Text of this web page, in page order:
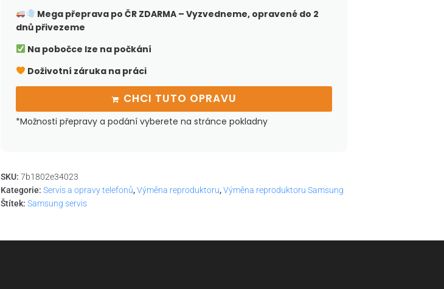
Mega přeprava po ČRZDARMA – Vyzvedneme, opravené do 2
dnů přivezeme
Na pobočce lze na počkání
Doživotní záruka na práci
CHCI TUTO OPRAVU
*Možnosti přepravy a podání vyberete na stránce pokladny
SKU: 7b1802e34023
Kategorie: Servis a opravy telefonů,Výměna reproduktoru,Výměna reproduktoru Samsung
Štítek: Samsung servis